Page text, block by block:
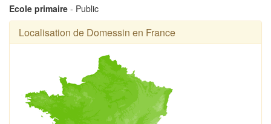
Ecole primaire - Public
Localisation de Domessin en France